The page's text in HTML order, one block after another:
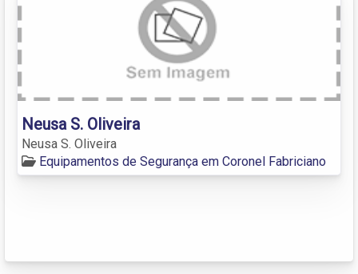
Neusa S. Oliveira
Neusa S. Oliveira
Equipamentos de Segurança em Coronel Fabriciano